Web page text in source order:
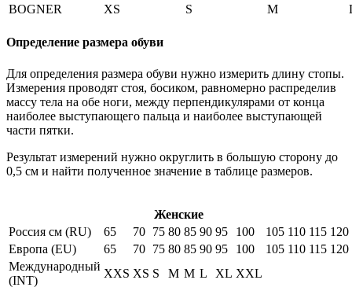
BOGNER
XS S M
Определение размера обуви
Для определения размера обуви нужно измерить длину стопы.
Измерения проводят стоя, босиком, равномерно распределив
массу тела на обе ноги, между перпендикулярами от конца
наиболее выступающего пальца и наиболее выступающей
части пятки.
Результат измерений нужно округлить в большую сторону до
0,5 см и найти полученное значение в таблице размеров.
Женские
Россия см (RU)
65 70 75 80 85 90 95 100 105 110 115 120
Европа (EU)
65 70 75 80 85 90 95 100 105 110 115 120
Международный
(INT)
XXS XS S M M L XL XXL